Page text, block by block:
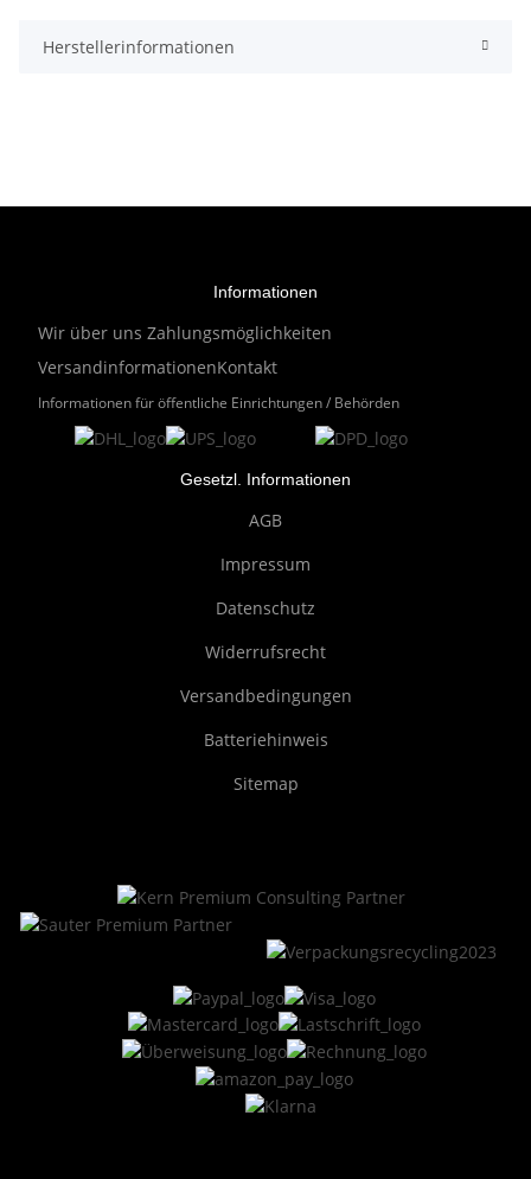
Herstellerinformationen
Informationen
Wir über uns Zahlungsmöglichkeiten
VersandinformationenKontakt
Informationen für öffentliche Einrichtungen / Behörden
Gesetzl. Informationen
AGB
Impressum
Datenschutz
Widerrufsrecht
Versandbedingungen
Batteriehinweis
Sitemap